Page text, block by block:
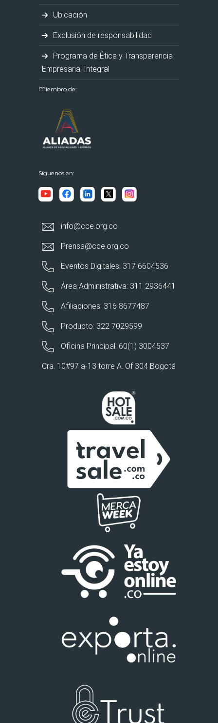
Ubicación
Exclusión de responsabilidad
Programa de Ética y Transparencia
Empresarial Integral
Miembro de:
Síguenos en:
info@cce.org.co
Prensa@cce.org.co
Eventos Digitales: 317 6604536
Área Administrativa: 311 2936441
Afiliaciones: 316 8677487
Producto: 322 7029599
Oficina Principal: 60(1) 3004537
Cra. 10#97 a-13 torre A. Of 304 Bogotá